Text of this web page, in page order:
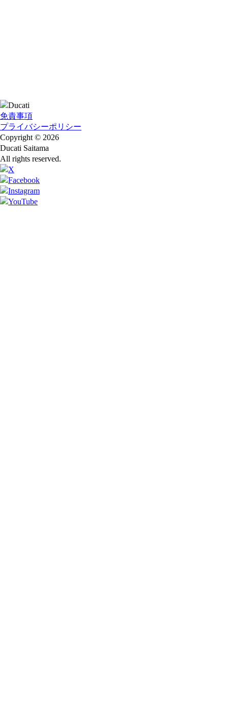
免責事項
プライバシーポリシー
Copyright © 2026
Ducati Saitama
All rights reserved.